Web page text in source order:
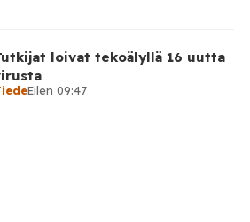
loivat tekoälyllä 16 uutta
Eilen 09:47